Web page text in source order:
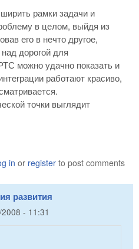
рамки задачи и
в целом, выйдя из
его в нечто другое,
дорогой для
можно удачно показать и
работают красиво,
точки выглядит
in or register to post comments
развития
- 11:31